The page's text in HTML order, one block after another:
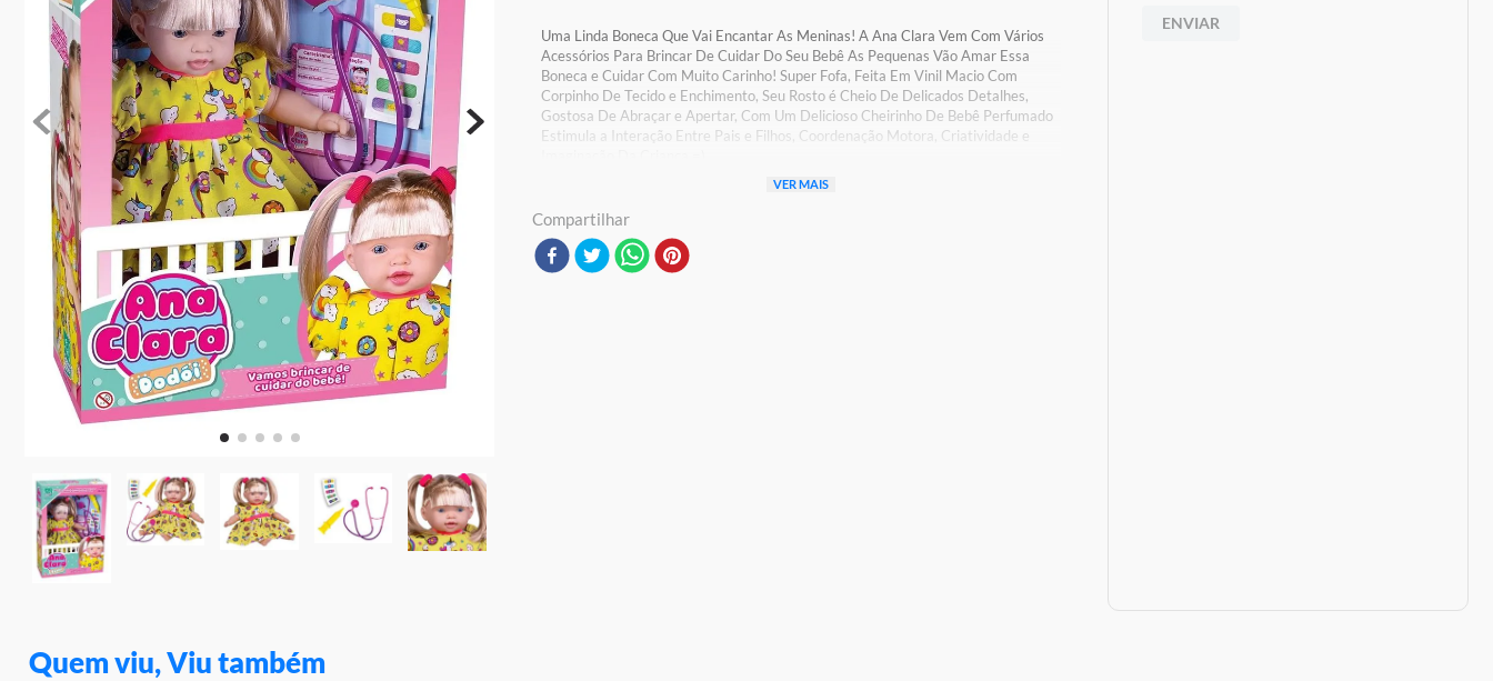
Uma Linda Boneca Que Vai Encantar As Meninas! A Ana Clara Vem Com Vários
Acessórios Para Brincar De Cuidar Do Seu Bebê As Pequenas Vão Amar Essa
Boneca e Cuidar Com Muito Carinho! Super Fofa, Feita Em Vinil Macio Com
Corpinho De Tecido e Enchimento, Seu Rosto é Cheio De Delicados Detalhes,
Gostosa De Abraçar e Apertar, Com Um Delicioso Cheirinho De Bebê Perfumado
Estimula a Interação Entre Pais e Filhos, Coordenação Motora, Criatividade e
Contém Da Embalagem: 01 Boneca com acessórios
Altura aproximada da boneca: 35 cm
Material: Vinil e Tecido
Marca: Super Toys
VER MAIS
Compartilhar
ENVIAR
Quem viu, Viu também